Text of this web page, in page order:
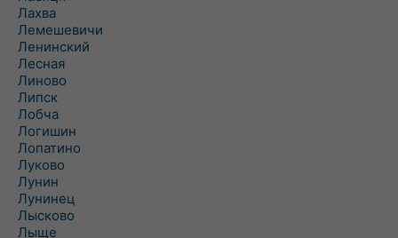
Лахва
Лемешевичи
Ленинский
Лесная
Линово
Липск
Лобча
Логишин
Лопатино
Луково
Лунин
Лунинец
Лысково
Лыще